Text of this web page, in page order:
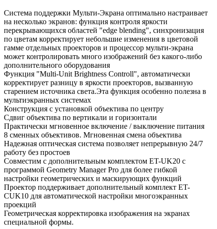
Система поддержки Мульти-Экрана оптимально настраивает
на несколько экранов: функция контроля яркости
перекрывающихся областей "edge blending", синхронизация
по цветам корректирует небольшие изменения в цветовой
гамме отдельных проекторов и процессор мульти-экрана
может контролировать много изображений без какого-либо
дополнительного оборудования
Функция "Multi-Unit Brightness Controll", автоматически
корректирует разницу в яркости проекторов, вызванную
старением источника света.Эта функция особенно полезна в
мультиэкранных системах
Конструкция с установкой объектива по центру
Сдвиг объектива по вертикали и горизонтали
Практически мгновенное включение / выключение питания
8 сменных объективов. Мгновенная смена объектива
Надежная оптическая система позволяет непрерывную 24/7
работу без простоев
Совместим с дополнительным комплектом ET-UK20 с
программой Geometry Manager Pro для более гибкой
настройки геометрических и маскирующих функций
Проектор поддерживает дополнительный комплект ET-
CUK10 для автоматической настройки многоэкранных
проекций
Геометрическая корректировка изображения на экранах
специальной формы.